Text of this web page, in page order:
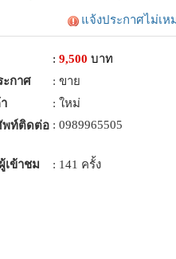
แจ้งประกาศไม่เห
: 9,500 บาท
ะกาศ
: ขาย
: ใหม่
พท์ติดต่อ : 0989965505
เข้าชม : 141 ครั้ง